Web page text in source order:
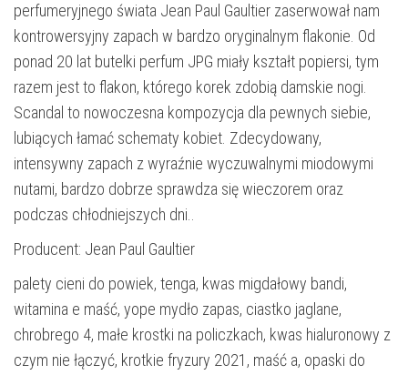
perfumeryjnego świata Jean Paul Gaultier zaserwował nam
kontrowersyjny zapach w bardzo oryginalnym flakonie. Od
ponad 20 lat butelki perfum JPG miały kształt popiersi, tym
razem jest to flakon, którego korek zdobią damskie nogi.
Scandal to nowoczesna kompozycja dla pewnych siebie,
lubiących łamać schematy kobiet. Zdecydowany,
intensywny zapach z wyraźnie wyczuwalnymi miodowymi
nutami, bardzo dobrze sprawdza się wieczorem oraz
podczas chłodniejszych dni..
Producent: Jean Paul Gaultier
palety cieni do powiek, tenga, kwas migdałowy bandi,
witamina e maść, yope mydło zapas, ciastko jaglane,
chrobrego 4, małe krostki na policzkach, kwas hialuronowy z
czym nie łączyć, krotkie fryzury 2021, maść a, opaski do